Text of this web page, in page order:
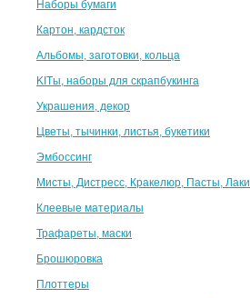
Наборы бумаги
Картон, кардсток
Альбомы, заготовки, кольца
KITы, наборы для скрапбукинга
Украшения, декор
Цветы, тычинки, листья, букетики
Эмбоссинг
Мисты, Дистресс, Кракелюр, Пасты, Лаки
Клеевые материалы
Трафареты, маски
Брошюровка
Плоттеры